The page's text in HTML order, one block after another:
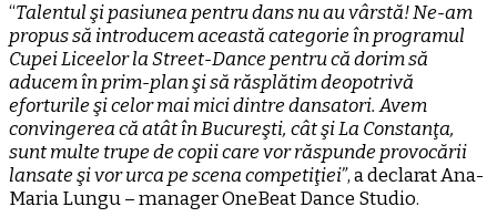
“Talentul şi pasiunea pentru dans nu au vârstă! Ne-am
propus să introducem această categorie în programul
Cupei Liceelor la Street-Dance pentru că dorim să
aducem în prim-plan şi să răsplătim deopotrivă
eforturile şi celor mai mici dintre dansatori. Avem
convingerea că atât în Bucureşti, cât şi La Constanţa,
sunt multe trupe de copii care vor răspunde provocării
lansate şi vor urca pe scena competiţiei”, a declarat Ana-
Maria Lungu – manager OneBeat Dance Studio.